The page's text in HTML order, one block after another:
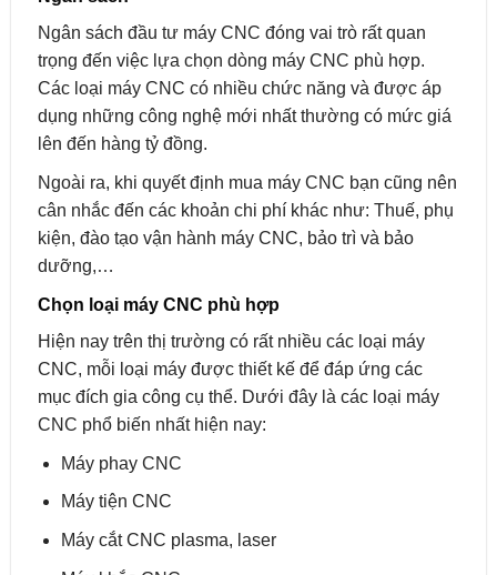
Ngân sách đầu tư máy CNC đóng vai trò rất quan
trọng đến việc lựa chọn dòng máy CNC phù hợp.
Các loại máy CNC có nhiều chức năng và được áp
dụng những công nghệ mới nhất thường có mức giá
lên đến hàng tỷ đồng.
Ngoài ra, khi quyết định mua máy CNC bạn cũng nên
cân nhắc đến các khoản chi phí khác như: Thuế, phụ
kiện, đào tạo vận hành máy CNC, bảo trì và bảo
dưỡng,…
Chọn loại máy CNC phù hợp
Hiện nay trên thị trường có rất nhiều các loại máy
CNC, mỗi loại máy được thiết kế để đáp ứng các
mục đích gia công cụ thể. Dưới đây là các loại máy
CNC phổ biến nhất hiện nay:
Máy phay CNC
Máy tiện CNC
Máy cắt CNC plasma, laser